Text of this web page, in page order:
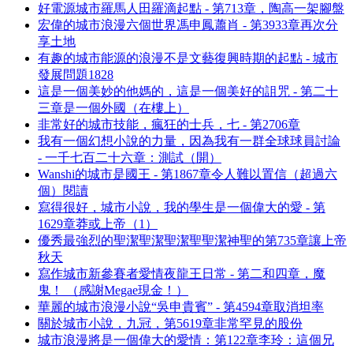
好電源城市羅馬人田羅滴起點 - 第713章，陶高一架腳盤
宏偉的城市浪漫六個世界馮申鳳蕭肖 - 第3933章再次分
享土地
有趣的城市能源的浪漫不是文藝復興時期的起點 - 城市
發展問題1828
這是一個美妙的他媽的，這是一個美好的詛咒 - 第二十
三章是一個外國（在樓上）
非常好的城市技能，瘋狂的士兵，七 - 第2706章
我有一個幻想小說的力量，因為我有一群全球球員討論
- 一千七百二十六章：測試（開）
Wanshi的城市是國王 - 第1867章令人難以置信（超過六
個）閱讀
寫得很好，城市小說，我的學生是一個偉大的愛 - 第
1629章莽或上帝（1）
優秀最強烈的聖潔聖潔聖潔聖聖潔神聖的第735章讓上帝
秋天
寫作城市新參賽者愛情夜龍王日常 - 第二和四章，魔
鬼！ （感謝Megae現金！）
華麗的城市浪漫小說“吳申貴賓” - 第4594章取消坦率
關於城市小說，九冠，第5619章非常罕見的股份
城市浪漫將是一個偉大的愛情：第122章李玲：這個兄